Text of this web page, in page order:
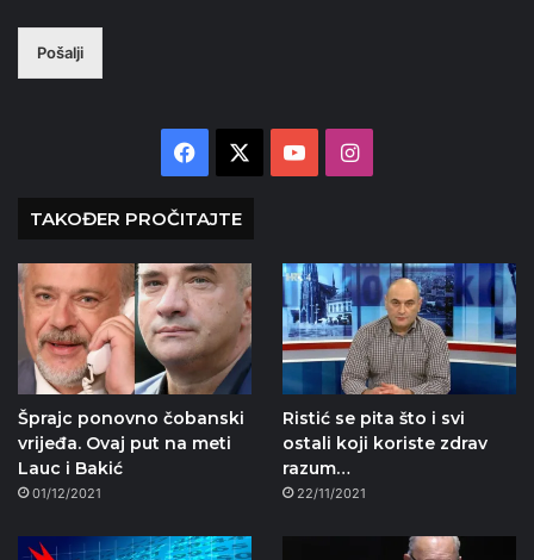
Pošalji
Facebook YouTubeInstagram
TAKOĐER PROČITAJTE
Šprajc ponovno čobanski
vrijeđa. Ovaj put na meti
Lauc i Bakić
01/12/2021
Ristić se pita što i svi
ostali koji koriste zdrav
razum…
22/11/2021